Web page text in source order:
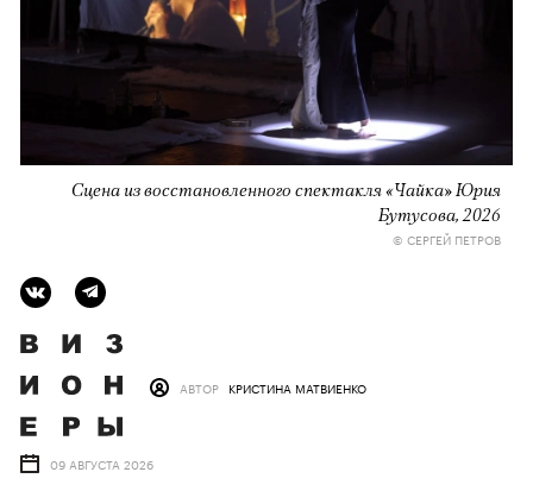
Сцена из восстановленного спектакля «Чайка» Юрия
Бутусова, 2026
© СЕРГЕЙ ПЕТРОВ
АВТОР КРИСТИНА МАТВИЕНКО
09 АВГУСТА 2026